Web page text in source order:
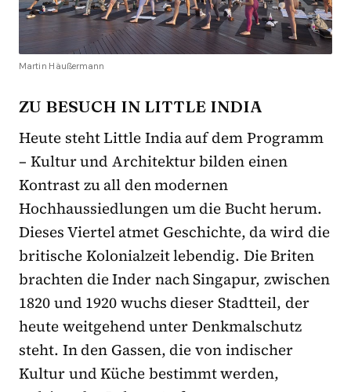
Martin Häußermann
ZU BESUCH IN LITTLE INDIA
Heute steht Little India auf dem Programm
– Kultur und Architektur bilden einen
Kontrast zu all den modernen
Hochhaussiedlungen um die Bucht herum.
Dieses Viertel atmet Geschichte, da wird die
britische Kolonialzeit lebendig. Die Briten
brachten die Inder nach Singapur, zwischen
1820 und 1920 wuchs dieser Stadtteil, der
heute weitgehend unter Denkmalschutz
steht. In den Gassen, die von indischer
Kultur und Küche bestimmt werden,